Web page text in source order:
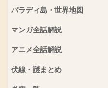
パラディ島・世界地図
マンガ全話解説
アニメ全話解説
伏線・謎まとめ